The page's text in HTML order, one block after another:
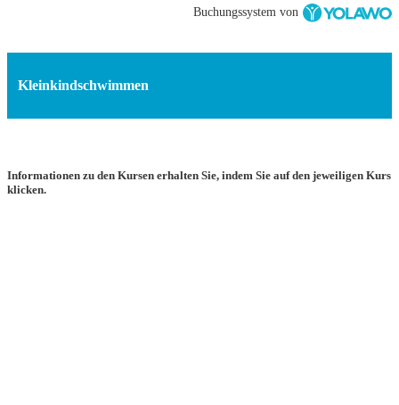
Buchungssystem von
Kleinkindschwimmen
Informationen zu den Kursen erhalten Sie, indem Sie auf den jeweiligen Kurs
klicken.